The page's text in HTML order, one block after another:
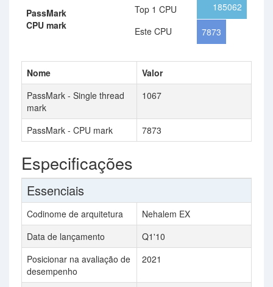
PassMark
CPU mark
Top 1 CPU
Este CPU
185062
7873
Nome
Valor
PassMark - Single thread
mark
1067
PassMark - CPU mark 7873
Especificações
Essenciais
Codinome de arquitetura
Nehalem EX
Data de lançamento
Q1'10
Posicionar na avaliação de
desempenho
2021